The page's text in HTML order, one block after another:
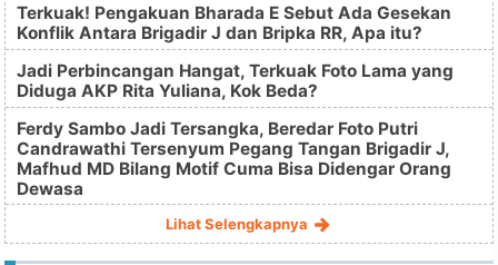
Terkuak! Pengakuan Bharada E Sebut Ada Gesekan
Konflik Antara Brigadir J dan Bripka RR, Apa itu?
Jadi Perbincangan Hangat, Terkuak Foto Lama yang
Diduga AKP Rita Yuliana, Kok Beda?
Ferdy Sambo Jadi Tersangka, Beredar Foto Putri
Candrawathi Tersenyum Pegang Tangan Brigadir J,
Mafhud MD Bilang Motif Cuma Bisa Didengar Orang
Dewasa
Lihat Selengkapnya